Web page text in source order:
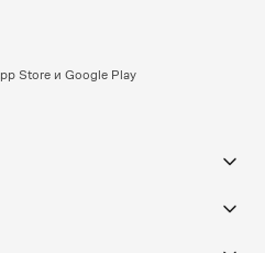
Store и Google Play